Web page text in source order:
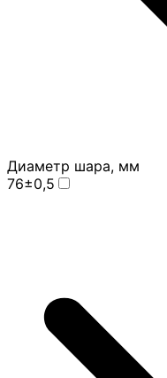
Диаметр шара, мм
76±0,5